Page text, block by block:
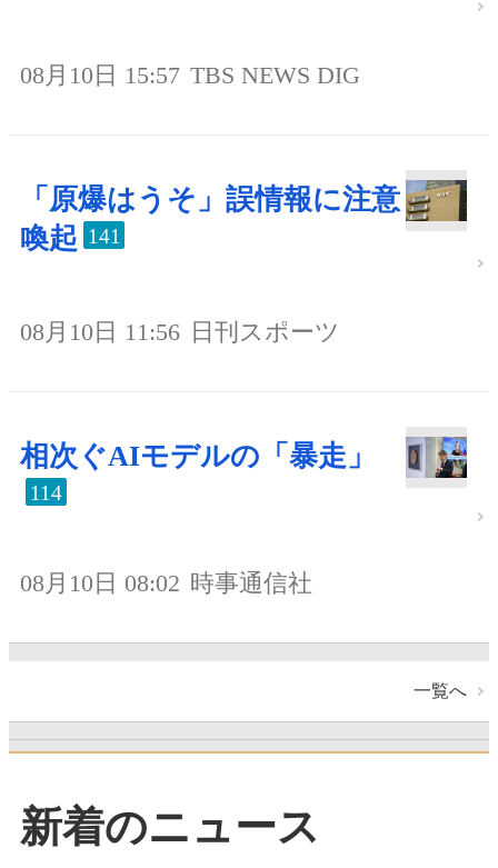
08月10日 15:57 TBS NEWS DIG
「原爆はうそ」誤情報に注意
喚起 141
08月10日 11:56 日刊スポーツ
相次ぐAIモデルの「暴走」
114
08月10日 08:02 時事通信社
一覧へ
新着のニュース